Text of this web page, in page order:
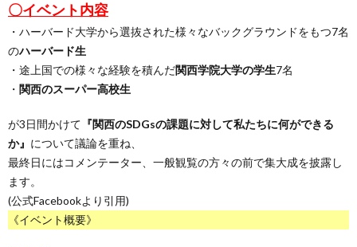
〇イベント内容
・ハーバード大学から選抜された様々なバックグラウンドをもつ7名
のハーバード生
・途上国での様々な経験を積んだ関西学院大学の学生7名
・ 関西のスーパー高校生
が3日間かけて 『関西のSDGsの課題に対して私たちに何ができる
か』 について議論を重ね、
最終日にはコメンテーター、一般観覧の方々の前で集大成を披露し
ます。
(公式Facebookより引用)
《イベント概要》